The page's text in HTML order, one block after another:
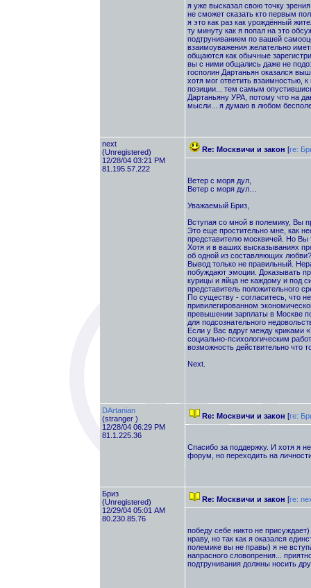
я уже высказал свою точку
не сможет сказать кто первым
я это как раз как урождённый
ту минуту как я попал на это
подтруниванием по вашей
взаимоуважения желательно
общаются как обычные
вы с ними общались даже не
госполин Дартаньян оказался
хотя мог ответить взаимностью,
позиции... тем самым
Дартаньяну УРА, потому что на
мысли... я думаю в любом
next
(Unregistered)
12/28/04 03:21 PM
81.195.57.222
Re: Москвичи и закон [re:
Ветер с моря дул,
Ветер с моря дул…
Уважаемый Бриз,
Вступая со мной в полемику, Вы
Это еще простительно мне, как
представителю москвичей. Но Вы
Хотя и в ваших высказываниях
об одной из составляющих
Вывод только не правильный.
побуждают эмоции. Доказывать
курицы и яйца не каждому и под
представитель положительного
По существу - согласитесь, что
привилегированном
превышении зарплаты в Москве
для подсознательного
Если у Вас вдруг между криками
социально-психологическим
возможность действительно что
Next.
DArtanian
(stranger )
12/28/04 06:29 PM
81.1.225.36
Re: Москвичи и закон [re:
Спасибо за поддержку. И хотя я
форум, но переходить на
Бриз
(Unregistered)
12/29/04 05:01 AM
80.230.85.76
Re: Москвичи и закон [re:
победу себе никто не
нраву, но так как я оказался
полемике вы не правы) я не
напрасного словопрения...
подтрунивания должны носить